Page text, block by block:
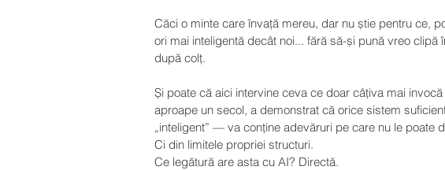
Căci o minte care învață mereu, dar nu știe pentru ce,
ori mai inteligentă decât noi... fără să-și pună vreo
după colț.
Și poate că aici intervine ceva ce doar câțiva mai
aproape un secol, a demonstrat că orice sistem
„inteligent” — va conține adevăruri pe care nu le poate
Ci din limitele propriei structuri.
Ce legătură are asta cu AI? Directă.